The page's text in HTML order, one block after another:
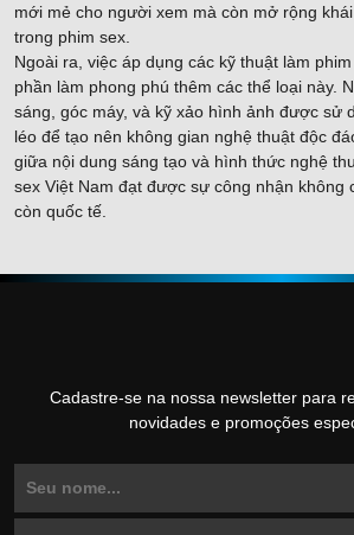
mới mẻ cho người xem mà còn mở rộng
trong phim sex.
Ngoài ra, việc áp dụng các kỹ thuật làm
phần làm phong phú thêm các thể loại này.
sáng, góc máy, và kỹ xảo hình ảnh được sử
léo để tạo nên không gian nghệ thuật độc
giữa nội dung sáng tạo và hình thức nghệ
sex Việt Nam đạt được sự công nhận không
còn quốc tế.
Cadastre-se na nossa newsletter para
novidades e promoções